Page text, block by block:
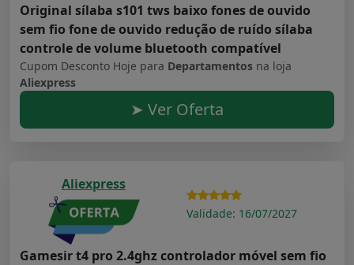
Original sílaba s101 tws baixo fones de ouvido
sem fio fone de ouvido redução de ruído sílaba
controle de volume bluetooth compatível
Cupom Desconto Hoje para Departamentos na loja
Aliexpress
➤ Ver Oferta
Aliexpress
Validade: 16/07/2027
Gamesir t4 pro 2.4ghz controlador móvel sem fio